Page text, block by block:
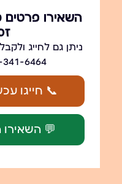
השאירו פרטים
ניתן גם לחייג
341-6464
📞 חייגו עכשיו 054-
💬